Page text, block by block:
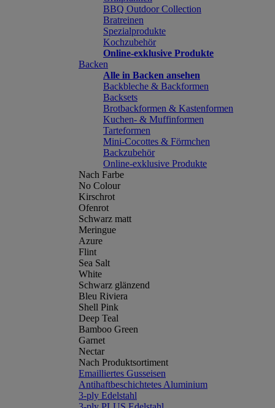
BBQ Outdoor Collection
Bratreinen
Spezialprodukte
Kochzubehör
Online-exklusive Produkte
Backen
Alle in Backen ansehen
Backbleche & Backformen
Backsets
Brotbackformen & Kastenformen
Kuchen- & Muffinformen
Tarteformen
Mini-Cocottes & Förmchen
Backzubehör
Online-exklusive Produkte
Nach Farbe
No Colour
Kirschrot
Ofenrot
Schwarz matt
Meringue
Azure
Flint
Sea Salt
White
Schwarz glänzend
Bleu Riviera
Shell Pink
Deep Teal
Bamboo Green
Garnet
Nectar
Nach Produktsortiment
Emailliertes Gusseisen
Antihaftbeschichtetes Aluminium
3-ply Edelstahl